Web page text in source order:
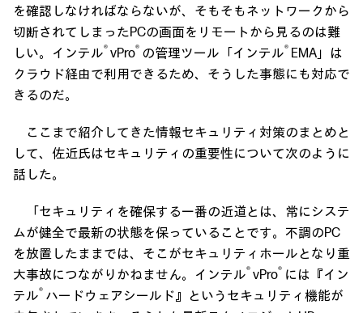
を確認しなければならないが、そもそもネットワークから
切断されてしまったPCの画面をリモートから見るのは難
しい。インテル®vPro® の管理ツール「インテル® EMA」は
クラウド経由で利用できるため、そうした事態にも対応で
きるのだ。
ここまで紹介してきた情報セキュリティ対策のまとめと
して、佐近氏はセキュリティの重要性について次のように
話した。
「セキュリティを確保する一番の近道とは、常にシステ
ムが健全で最新の状態を保っていることです。不調のPC
を放置したままでは、そこがセキュリティホールとなり重
大事故につながりかねません。インテル®vPro® には『イン
テル® ハードウェアシールド』というセキュリティ機能が